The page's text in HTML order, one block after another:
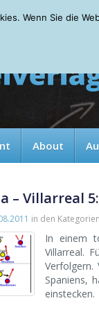
About
– Villarreal
in den Kategorien
In einem
Villarreal.
Verfolgern.
Spaniens,
einstecken.
Wenn Sie die